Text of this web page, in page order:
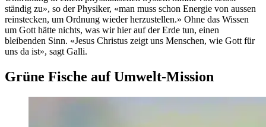
ständig zu», so der Physiker, «man muss schon Energie von aussen
reinstecken, um Ordnung wieder herzustellen.» Ohne das Wissen
um Gott hätte nichts, was wir hier auf der Erde tun, einen
bleibenden Sinn. «Jesus Christus zeigt uns Menschen, wie Gott für
uns da ist», sagt Galli.
Grüne Fische auf Umwelt-Mission